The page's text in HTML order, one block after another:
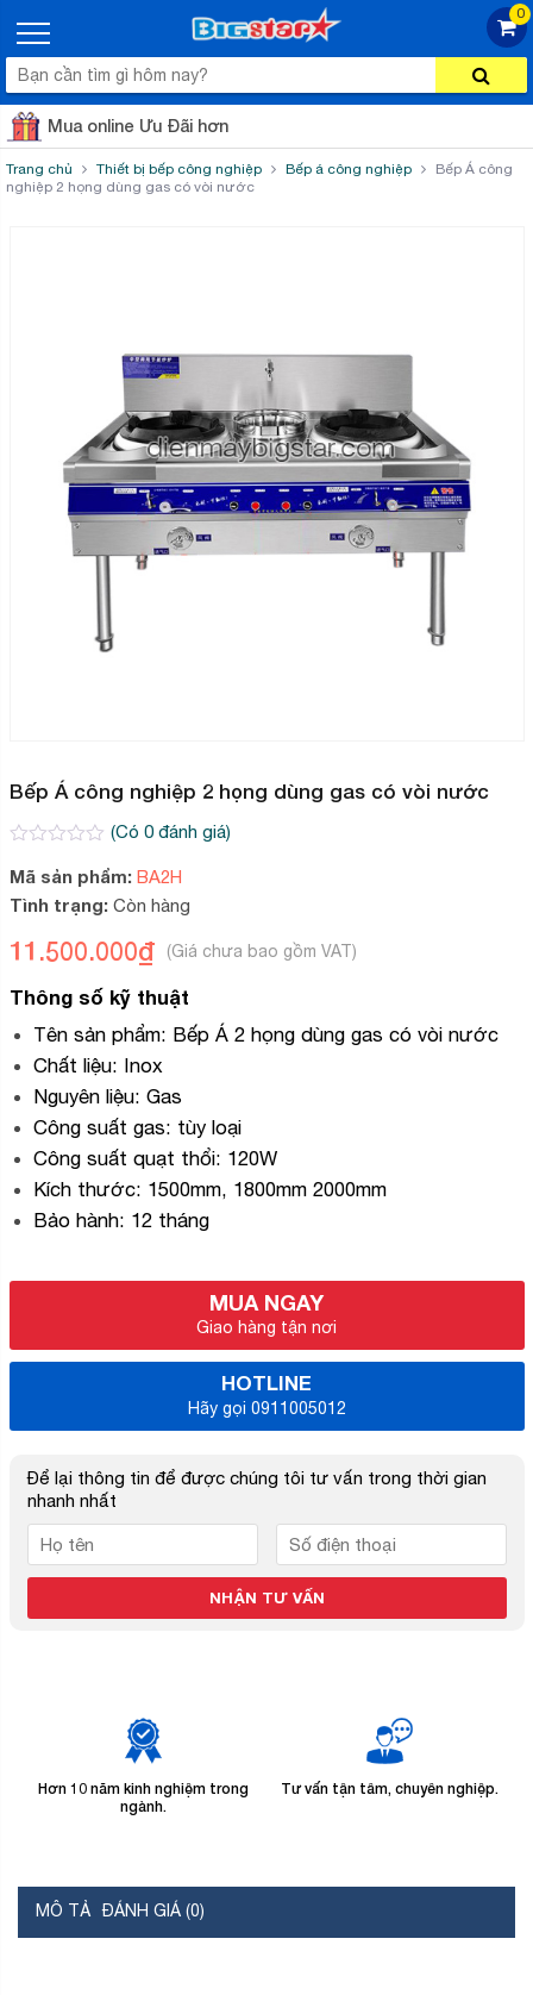
0
Mua online Ưu Đãi hơn
Trang chủ Thiết bị bếp công nghiệp Bếp á công nghiệp
Bếp Á công
nghiệp 2 họng dùng gas có vòi nước
Bếp Á công nghiệp 2 họng dùng gas có vòi nước
trên
dựa
đánh
giá
(Có 0đánh giá)
Mã sản phẩm: BA2H
Tình trạng: Còn hàng
11.500.000₫
Thông số kỹ thuật
Tên sản phẩm: Bếp Á 2 họng dùng gas có vòi nước
Chất liệu: Inox
Nguyên liệu: Gas
Công suất gas: tùy loại
Công suất quạt thổi: 120W
Kích thước: 1500mm, 1800mm 2000mm
Bảo hành: 12 tháng
MUA NGAY
Giao hàng tận nơi
HOTLINE
Hãy gọi 0911005012
Để lại thông tin để được chúng tôi tư vấn trong thời gian
nhanh nhất
Hơn 10 năm kinh nghiệm trong
ngành.
Tư vấn tận tâm, chuyên nghiệp.
MÔ TẢ ĐÁNH GIÁ (0)